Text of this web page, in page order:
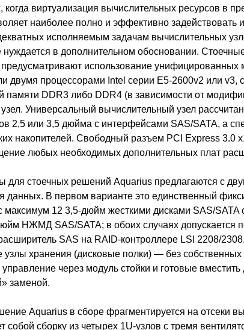
виртуализация вычислительных ресурсов в
наиболее полно и эффективно
исполняемым задачам вычислительных
нуждается в дополнительном обосновании.
предусматривают использование унифицированных
двумя процессорами Intel серии E5-2600v2 или v3,
памяти DDR3 либо DDR4 (в зависимости от
Универсальный вычислительный узел
2,5 или 3,5 дюйма с интерфейсами SAS/SATA, а
накопителей. Свободный разъем PCI Express 3.0
любых необходимых дополнительных плат
для стоечных решений Aquarius предлагаются с
данных. В первом варианте это единственный
максимум 12 3,5-дюйм жесткими дисками SAS/SATA
НЖМД SAS/SATA; в обоих случаях допускается
SAS на RAID-контроллере LSI 2208/
хранения (дисковые полки) — без собственных
через модуль стойки и готовые
заменой.
Aquarius в сборе фрагментируется на отсеки
собой сборку из четырех 1U-узлов с тремя